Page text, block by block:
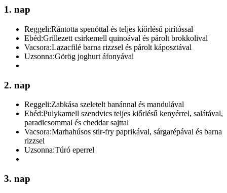
1. nap
Reggeli:Rántotta spenóttal és teljes kiőrlésű pirítóssal
Ebéd:Grillezett csirkemell quinoával és párolt brokkolival
Vacsora:Lazacfilé barna rizzsel és párolt káposztával
Uzsonna:Görög joghurt áfonyával
2. nap
Reggeli:Zabkása szeletelt banánnal és mandulával
Ebéd:Pulykamell szendvics teljes kiőrlésű kenyérrel, salátával,
paradicsommal és cheddar sajttal
Vacsora:Marhahúsos stir-fry paprikával, sárgarépával és barna
rizzsel
Uzsonna:Túró eperrel
3. nap